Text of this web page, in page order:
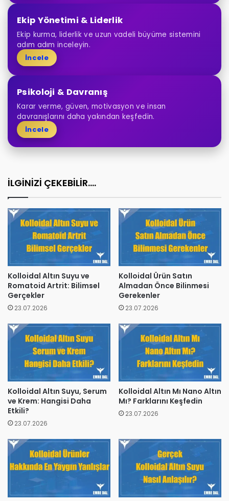
Ekip Yönetimi & Liderlik
Ekip kurma, liderlik ve uzun vadeli büyüme sistemini
adım adım inceleyin.
İncele
Psikoloji & Davranış
Karar verme, güven, motivasyon ve insan
davranışlarını daha yakından keşfedin.
İncele
İLGİNİZİ ÇEKEBİLİR....
Kolloidal Altın Suyu ve
Romatoid Artrit: Bilimsel
Gerçekler
23.07.2026
Kolloidal Ürün Satın
Almadan Önce Bilinmesi
Gerekenler
23.07.2026
Kolloidal Altın Suyu, Serum
ve Krem: Hangisi Daha
Etkili?
23.07.2026
Kolloidal Altın Mı Nano Altın
Mı? Farklarını Keşfedin
23.07.2026